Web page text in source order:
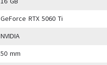
GeForce RTX 5060 Ti
NVIDIA
50 mm